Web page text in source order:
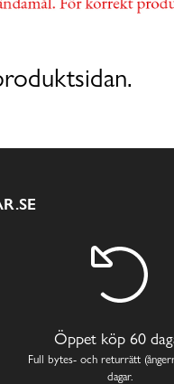
Öppet köp 60
Full bytes- och returrätt
dagar.